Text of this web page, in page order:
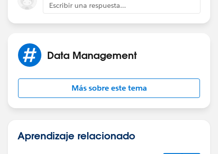
Escribir una respuesta...
Data Management
Más sobre este tema
Aprendizaje relacionado